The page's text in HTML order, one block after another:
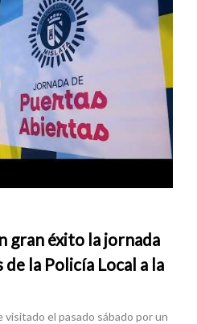
gran éxito la jornada
la Policía Local a la
visitado el pasado sábado por un